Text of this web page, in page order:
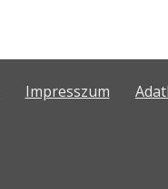
Impresszum